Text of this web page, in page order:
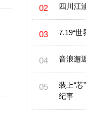
四川江
7.19“
音浪邂
装上“
纪事